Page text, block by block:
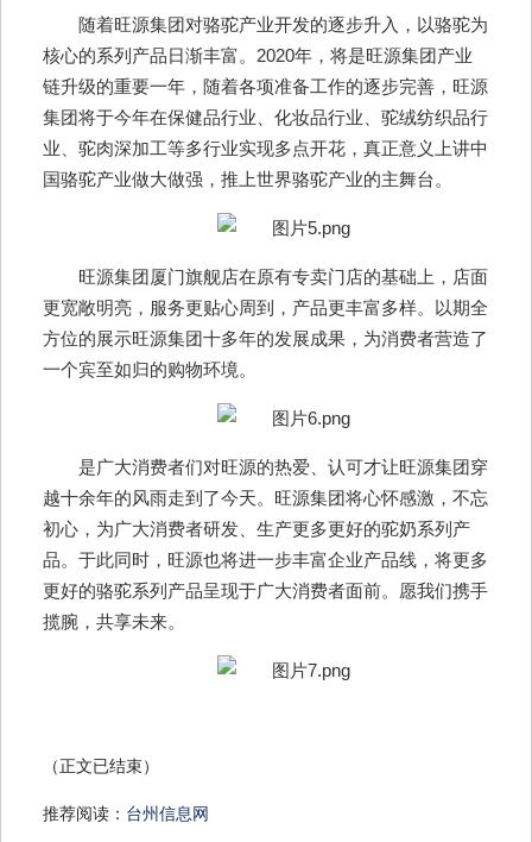
随着旺源集团对骆驼产业开发的逐步升入，以骆驼为
核心的系列产品日渐丰富。2020年，将是旺源集团产业
链升级的重要一年，随着各项准备工作的逐步完善，旺源
集团将于今年在保健品行业、化妆品行业、驼绒纺织品行
业、驼肉深加工等多行业实现多点开花，真正意义上讲中
国骆驼产业做大做强，推上世界骆驼产业的主舞台。
旺源集团厦门旗舰店在原有专卖门店的基础上，店面
更宽敞明亮，服务更贴心周到，产品更丰富多样。以期全
方位的展示旺源集团十多年的发展成果，为消费者营造了
一个宾至如归的购物环境。
是广大消费者们对旺源的热爱、认可才让旺源集团穿
越十余年的风雨走到了今天。旺源集团将心怀感激，不忘
初心，为广大消费者研发、生产更多更好的驼奶系列产
品。于此同时，旺源也将进一步丰富企业产品线，将更多
更好的骆驼系列产品呈现于广大消费者面前。愿我们携手
揽腕，共享未来。
（正文已结束）
推荐阅读： 台州信息网